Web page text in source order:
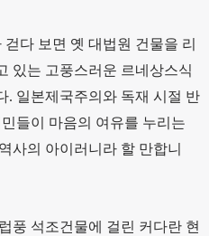
다 보면 옛 대법원 건물을 리
있는 고풍스러운 르네상스식
. 일본제국주의와 독재 시절 반
들이 마음의 여유를 누리는
사의 아이러니라 할 만합니
풍 석조건물에 걸린 커다란 현